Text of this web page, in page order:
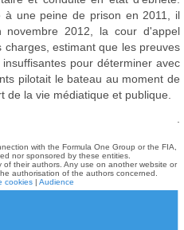
à une peine de prison en 2011, il
2012, la cour d'appel
estimant que les preuves
pour déterminer avec
pilotait le bateau au moment de
de la vie médiatique et publique.
with the Formula One Group or the FIA,
nor sponsored by these entities.
their authors. Any use on another website or
authorisation of the authors concerned.
cookies | Audience